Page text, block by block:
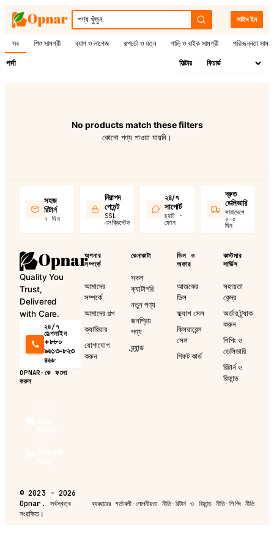
সাইন ইন
সব শিশু সামগ্রী ব্যাগ ও লাগেজ রূপচর্চা ও যত্ন গাড়ি ও বাইক সামগ্রী পরিচ্ছন্নতা
পর্দা ফিল্টার
No products match these filters
কোনো পণ্য পাওয়া যায়নি।
সহজ
রিটার্ন
৭ দিন
নিরাপদ
পেমেন্ট
SSL
এনক্রিপ্টেড
২৪/৭
সাপোর্ট
চ্যাট ·
ফোন
দ্রুত
ডেলিভারি
সারাদেশে
২–৫
দিন
Quality You
Trust,
Delivered
with Care.
২৪/৭
হেল্পলাইন
+৮৮০
৯৬১৩-৮২৩
৪৬৮
OPNAR-কে ফলো
করুন
অপনার
সম্পর্কে
আমাদের
সম্পর্কে
আমাদের গল্প
ক্যারিয়ার
যোগাযোগ
করুন
কেনাকাটা
সকল
ক্যাটাগরি
নতুন পণ্য
জনপ্রিয়
পণ্য
ব্র্যান্ড
ডিল ও
অফার
আজকের
ডিল
ফ্ল্যাশ সেল
ক্লিয়ারেন্স
সেল
গিফট কার্ড
কাস্টমার
সার্ভিস
সহায়তা
কেন্দ্র
অর্ডার ট্র্যাক
করুন
শিপিং ও
ডেলিভারি
রিটার্ন ও
রিফান্ড
©2023 - 2026
Opnar.
সর্বস্বত্ব
সংরক্ষিত।
ব্যবহারের শর্তাবলী· গোপনীয়তা নীতি· রিটার্ন ও রিফান্ড নীতি·শিপিং নীতি